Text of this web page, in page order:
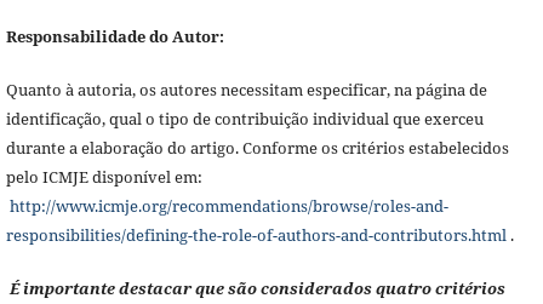
Responsabilidade do Autor:
Quanto à autoria, os autores necessitam especificar, na página de
identificação, qual o tipo de contribuição individual que exerceu
durante a elaboração do artigo. Conforme os critérios estabelecidos
pelo ICMJE disponível em:
http://www.icmje.org/recommendations/browse/roles-and-
responsibilities/defining-the-role-of-authors-and-contributors.html.
É importante destacar que são considerados quatro critérios